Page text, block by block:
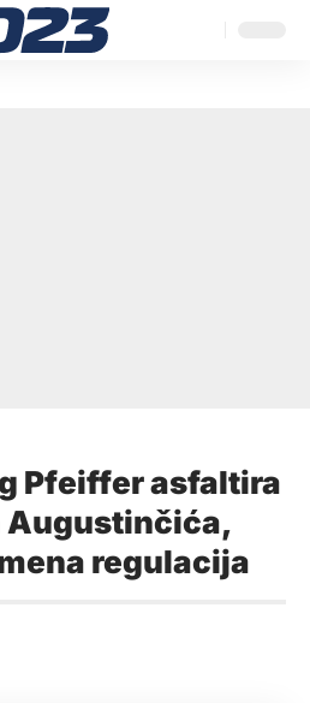
Pfeiffer asfaltira
Augustinčića,
regulacija